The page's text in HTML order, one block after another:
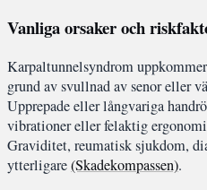
Vanliga orsaker och
Karpaltunnelsyndrom
grund av svullnad av senor eller
Upprepade eller långvariga
vibrationer eller felaktig
Graviditet, reumatisk sjukdom,
ytterligare(Skadekompassen).